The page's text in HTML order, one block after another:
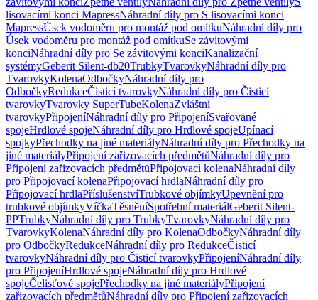
lisovacími konci MapressNáhradní díly pro S lisovacími konci
MapressÚsek vodoměru pro montáž pod omítkuNáhradní díly pro
Úsek vodoměru pro montáž pod omítkuSe závitovými
konciNáhradní díly pro Se závitovými konciKanalizační
systémyGeberit Silent-db20TrubkyTvarovkyNáhradní díly pro
TvarovkyKolenaOdbočkyNáhradní díly pro
OdbočkyRedukceČisticí tvarovkyNáhradní díly pro Čisticí
tvarovkyTvarovky SuperTubeKolenaZvláštní
tvarovkyPřipojeníNáhradní díly pro PřipojeníSvařované
spojeHrdlové spojeNáhradní díly pro Hrdlové spojeUpínací
spojkyPřechodky na jiné materiályNáhradní díly pro Přechodky na
jiné materiályPřipojení zařizovacích předmětůNáhradní díly pro
Připojení zařizovacích předmětůPřipojovací kolenaNáhradní díly
pro Připojovací kolenaPřipojovací hrdlaNáhradní díly pro
Připojovací hrdlaPříslušenstvíTrubkové objímkyUpevnění pro
trubkové objímkyVíčkaTěsněníSpotřební materiálGeberit Silent-
PPTrubkyNáhradní díly pro TrubkyTvarovkyNáhradní díly pro
TvarovkyKolenaNáhradní díly pro KolenaOdbočkyNáhradní díly
pro OdbočkyRedukceNáhradní díly pro RedukceČisticí
tvarovkyNáhradní díly pro Čisticí tvarovkyPřipojeníNáhradní díly
pro PřipojeníHrdlové spojeNáhradní díly pro Hrdlové
spojeČelisťové spojePřechodky na jiné materiályPřipojení
zařizovacích předmětůNáhradní díly pro Připojení zařizovacích